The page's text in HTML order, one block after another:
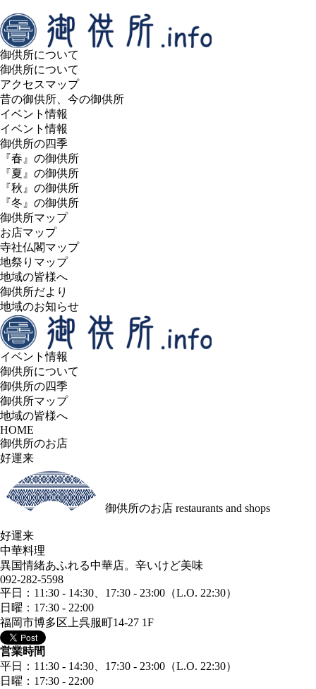
御供所について
御供所について
アクセスマップ
昔の御供所、今の御供所
イベント情報
イベント情報
御供所の四季
『春』の御供所
『夏』の御供所
『秋』の御供所
『冬』の御供所
御供所マップ
お店マップ
寺社仏閣マップ
地祭りマップ
地域の皆様へ
御供所だより
地域のお知らせ
イベント情報
御供所について
御供所の四季
御供所マップ
地域の皆様へ
HOME
御供所のお店
好運来
御供所のお店 restaurants and shops
好運来
中華料理
異国情緒あふれる中華店。辛いけど美味
092-282-5598
平日：11:30 - 14:30、17:30 - 23:00（L.O. 22:30）
日曜：17:30 - 22:00
福岡市博多区上呉服町14-27 1F
営業時間
平日：11:30 - 14:30、17:30 - 23:00（L.O. 22:30）
日曜：17:30 - 22:00